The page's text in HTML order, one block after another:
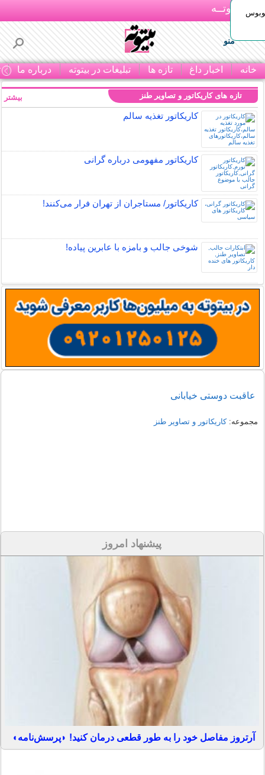
بـیتوتــه
منو
خانه اخبار داغ تازه ها تبلیغات در بیتوته درباره ما
تازه های کاریکاتور و تصاویر طنز
کاریکاتور تغذیه سالم
کاریکاتور مفهومی درباره گرانی
کاریکاتور/ مستاجران از تهران فرار می‌کنند!
شوخی جالب و بامزه با عابرین پیاده!
بیشتر
عاقبت دوستی خیابانی
مجموعه:کاریکاتور و تصاویر طنز
پیشنهاد امروز
آرتروز مفاصل خود را به طور قطعی درمان کنید! ◗پرسش‌نامه◖